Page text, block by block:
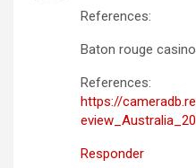
References:
Baton rouge
References:
https://
Responder